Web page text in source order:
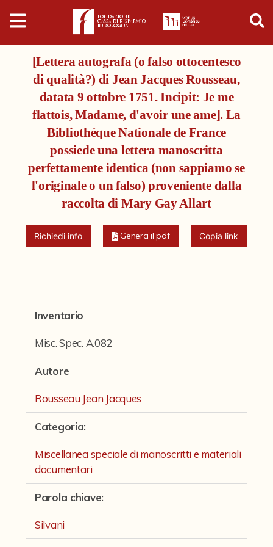
Digital
Humanities
Donazioni
Pubblicazioni
Collezioni
Arti Applicate
Cataloghi storici
Manoscritti
Manoscritti Ambrosini
Manoscritti Sassoli
Manoscritti Silvani
Sculture
Stampe
Testi a Stampa
[Lettera autografa (o falso ottocentesco
di qualità?) di Jean Jacques Rousseau,
datata 9 ottobre 1751. Incipit: Je me
flattois, Madame, d'avoir une ame]. La
Bibliothéque Nationale de France
possiede una lettera manoscritta
perfettamente identica (non sappiamo se
l'originale o un falso) proveniente dalla
raccolta di Mary Gay Allart
Richiedi info Genera il pdf Copia link
Inventario
Misc. Spec. A.082
Autore
Rousseau Jean Jacques
Categoria:
Miscellanea speciale di manoscritti e materiali
documentari
Parola chiave:
Silvani